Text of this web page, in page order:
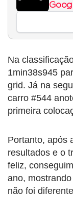
Na
1min38s945
grid. Já na
carro #544
primeira
Portanto, após
resultados e o
feliz,
ano,
não foi